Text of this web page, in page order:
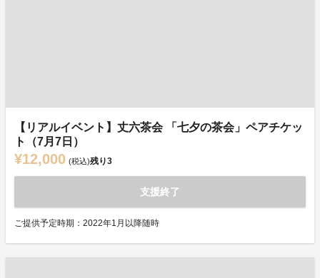
【リアルイベント】丈六茶会 「七夕の茶会」ペアチケッ
ト（7月7日）
¥12,000 (税込)残り3
支援終了
ご提供予定時期：2022年1月以降随時